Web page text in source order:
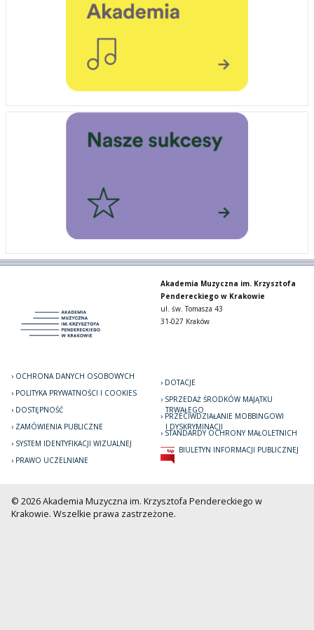
Akademia Muzyczna im. Krzysztofa
Pendereckiego w Krakowie
ul. św. Tomasza 43
31-027 Kraków
OCHRONA DANYCH OSOBOWYCH
POLITYKA PRYWATNOŚCI I COOKIES
DOSTĘPNOŚĆ
ZAMÓWIENIA PUBLICZNE
SYSTEM IDENTYFIKACJI WIZUALNEJ
PRAWO UCZELNIANE
DOTACJE
SPRZEDAŻ ŚRODKÓW MAJĄTKU
TRWAŁEGO
PRZECIWDZIAŁANIE MOBBINGOWI
I DYSKRYMINACJI
STANDARDY OCHRONY MAŁOLETNICH
BIULETYN INFORMACJI PUBLICZNEJ
© 2026 Akademia Muzyczna im. Krzysztofa Pendereckiego w
Krakowie. Wszelkie prawa zastrzeżone.